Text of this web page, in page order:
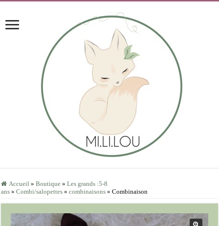
Accueil » Boutique » Les grands :5-8
ans » Combi/salopettes » combinaisons » Combinaison